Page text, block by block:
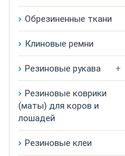
Обрезиненные ткани
Клиновые ремни
Резиновые рукава
Резиновые коврики
(маты) для коров и
лошадей
Резиновые клеи